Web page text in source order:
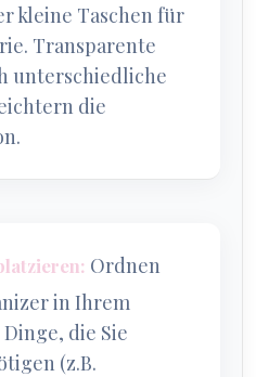
kleine Taschen für
Transparente
unterschiedliche
die
Ordnen
in Ihrem
die Sie
(z.B.